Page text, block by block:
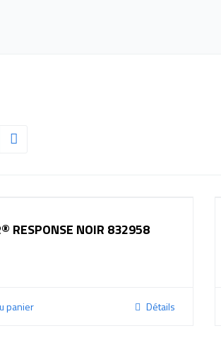
RESPONSE NOIR 832958
panier Détails